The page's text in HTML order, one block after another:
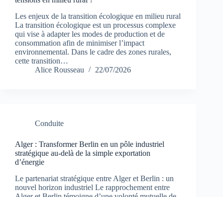
Les enjeux de la transition écologique en milieu rural
La transition écologique est un processus complexe
qui vise à adapter les modes de production et de
consommation afin de minimiser l’impact
environnemental. Dans le cadre des zones rurales,
cette transition…
Alice Rousseau
22/07/2026
Conduite
Alger : Transformer Berlin en un pôle industriel
stratégique au-delà de la simple exportation
d’énergie
Le partenariat stratégique entre Alger et Berlin : un
nouvel horizon industriel Le rapprochement entre